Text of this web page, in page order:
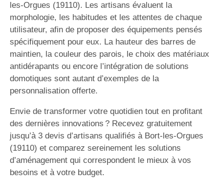
les-Orgues (19110). Les artisans évaluent la
morphologie, les habitudes et les attentes de chaque
utilisateur, afin de proposer des équipements pensés
spécifiquement pour eux. La hauteur des barres de
maintien, la couleur des parois, le choix des matériaux
antidérapants ou encore l’intégration de solutions
domotiques sont autant d’exemples de la
personnalisation offerte.
Envie de transformer votre quotidien tout en profitant
des dernières innovations ? Recevez gratuitement
jusqu’à 3 devis d’artisans qualifiés à Bort-les-Orgues
(19110) et comparez sereinement les solutions
d’aménagement qui correspondent le mieux à vos
besoins et à votre budget.